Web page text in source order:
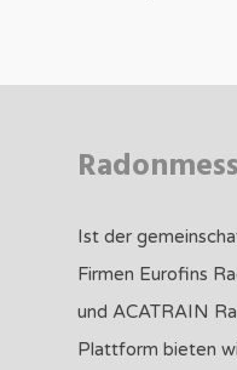
Ist der
Firmen Eurofins
und ACATRAIN
Plattform bieten